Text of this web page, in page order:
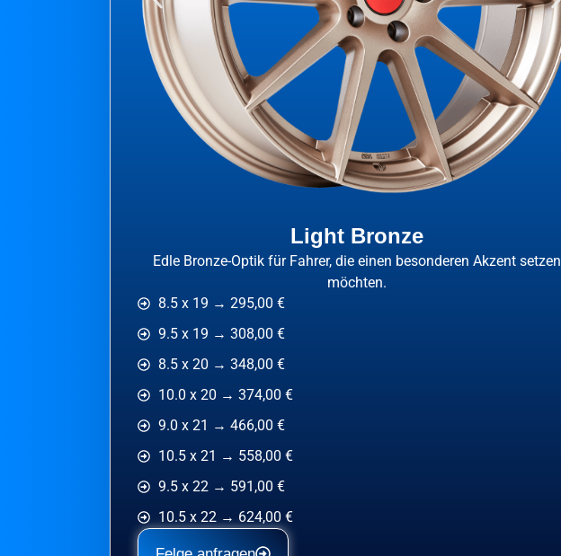
Light Bronze
Edle Bronze-Optik für Fahrer, die einen besonderen Akzent setzen
möchten.
8.5 x 19 → 295,00 €
9.5 x 19 → 308,00 €
8.5 x 20 → 348,00 €
10.0 x 20 → 374,00 €
9.0 x 21 → 466,00 €
10.5 x 21 → 558,00 €
9.5 x 22 → 591,00 €
10.5 x 22 → 624,00 €